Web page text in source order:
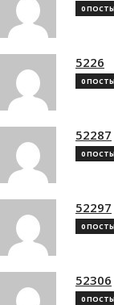
0 ПОСТЫ
5226
0 ПОСТЫ
52287
0 ПОСТЫ
52297
0 ПОСТЫ
52306
0 ПОСТЫ